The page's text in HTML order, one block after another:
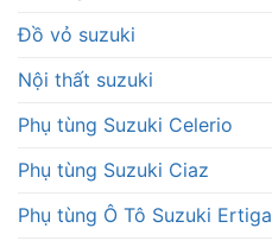
Đồ vỏ suzuki
Nội thất suzuki
Phụ tùng Suzuki Celerio
Phụ tùng Suzuki Ciaz
Phụ tùng Ô Tô Suzuki Ertiga